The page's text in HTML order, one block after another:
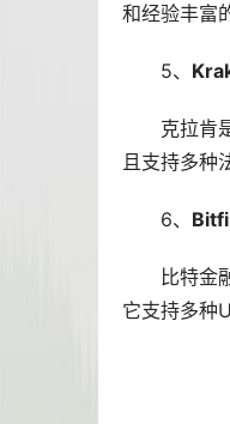
和经验丰富
5、
克拉肯
且支持多种
6、
比特金
它支持多种